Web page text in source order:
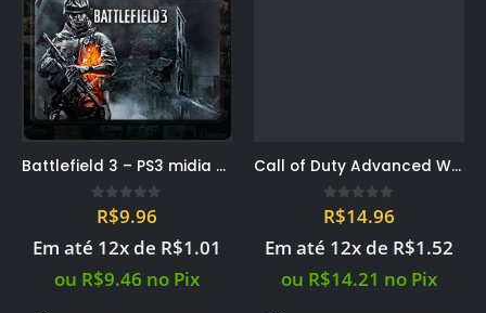
Battlefield 3 – PS3 midia digital PSN
0out of 5
R$9.96
Em até 12x de R$1.01
ou R$9.46 no Pix
Call of Duty Advanced Warfare + Passe de Temporada – PS3 midia digital PSN
0 out of 5
R$14.96
Em até 12x de R$1.52
ou R$14.21 no Pix